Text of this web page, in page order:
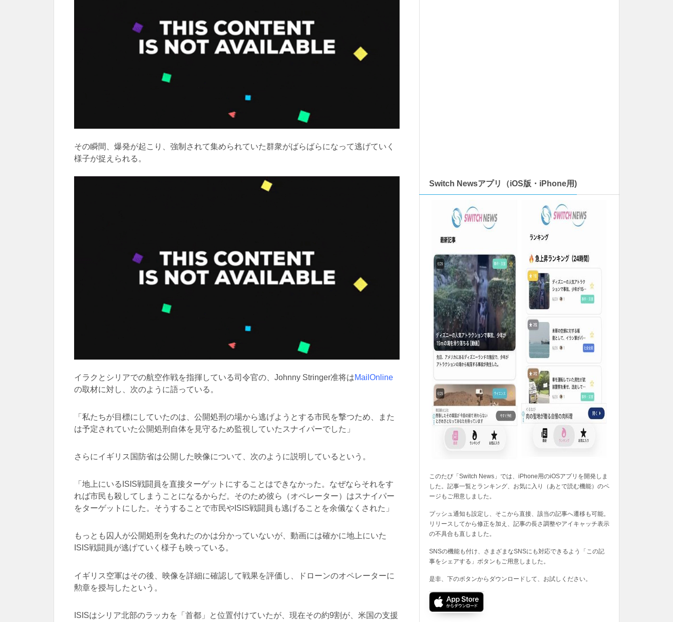
その瞬間、爆発が起こり、強制されて集められていた群衆がばらばらになって逃げていく
様子が捉えられる。
イラクとシリアでの航空作戦を指揮している司令官の、Johnny Stringer准将はMailOnline
の取材に対し、次のように語っている。
「私たちが目標にしていたのは、公開処刑の場から逃げようとする市民を撃つため、また
は予定されていた公開処刑自体を見守るため監視していたスナイパーでした」
さらにイギリス国防省は公開した映像について、次のように説明しているという。
「地上にいるISIS戦闘員を直接ターゲットにすることはできなかった。なぜならそれをす
れば市民も殺してしまうことになるからだ。そのため彼ら（オペレーター）はスナイパー
をターゲットにした。そうすることで市民やISIS戦闘員も逃げることを余儀なくされた」
もっとも囚人が公開処刑を免れたのかは分かっていないが、動画には確かに地上にいた
ISIS戦闘員が逃げていく様子も映っている。
イギリス空軍はその後、映像を詳細に確認して戦果を評価し、ドローンのオペレーターに
勲章を授与したという。
ISISはシリア北部のラッカを「首都」と位置付けていたが、現在その約9割が、米国の支援
Switch Newsアプリ（iOS版・iPhone用)
このたび「Switch News」では、iPhone用のiOSアプリを開発しま
した。記事一覧とランキング、お気に入り（あとで読む機能）のペ
ージもご用意しました。
プッシュ通知も設定し、そこから直接、該当の記事へ遷移も可能。
リリースしてから修正を加え、記事の長さ調整やアイキャッチ表示
の不具合も直しました。
SNSの機能も付け、さまざまなSNSにも対応できるよう「この記
事をシェアする」ボタンもご用意しました。
是非、下のボタンからダウンロードして、お試しください。